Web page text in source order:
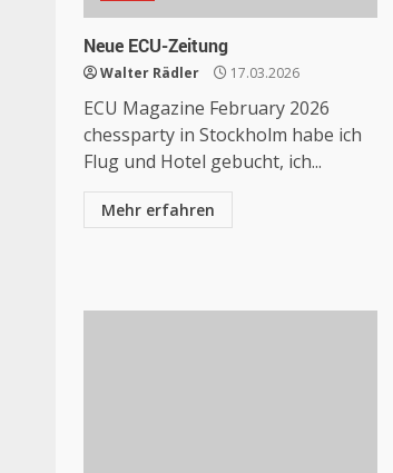
Neue ECU-Zeitung
Walter Rädler 17.03.2026
ECU Magazine February 2026
chessparty in Stockholm habe ich
Flug und Hotel gebucht, ich...
Mehr erfahren